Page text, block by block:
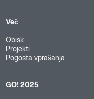
Več
Obisk
Projekti
Pogosta vprašanja
GO! 2025